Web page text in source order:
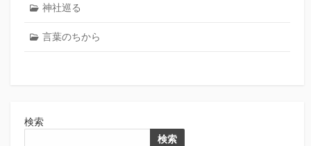
神社巡る
言葉のちから
検索
検索